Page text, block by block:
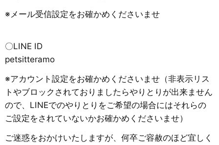
※メール受信設定をお確かめくださいませ
〇LINE ID
petsitteramo
※アカウント設定をお確かめくださいませ（非表示リス
トやブロックされておりましたらやりとりが出来ません
ので、LINEでのやりとりをご希望の場合にはそれらの
ご設定をされていないかお確かめくださいませ）
ご迷惑をおかけいたしますが、何卒ご容赦のほど宜しく